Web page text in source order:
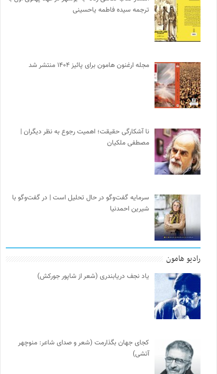
ترجمه سیده فاطمه یاحسینی
مجله ارغنون هامون برای پائیز ۱۴۰۴ منتشر شد
نا آشکارگی حقیقت؛ اهمیت رجوع به نظر دیگران |
مصطفی ملکیان
سرمایه گفت‌وگو در حال تحلیل است | در گفت‌وگو با
شیرین احمدنیا
رادیو هامون
یاد نجف دریابندری (شعر از شاپور جورکش)
کجای جهان بگذارمت (شعر و صدای شاعر: منوچهر
آتشی)